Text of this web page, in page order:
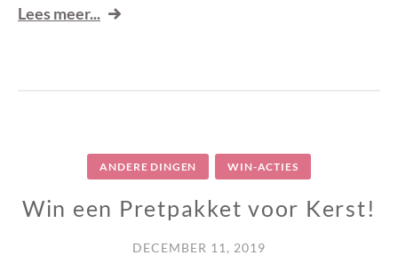
Lees meer...
ANDERE DINGEN WIN-ACTIES
Win een Pretpakket voor Kerst!
DECEMBER 11, 2019